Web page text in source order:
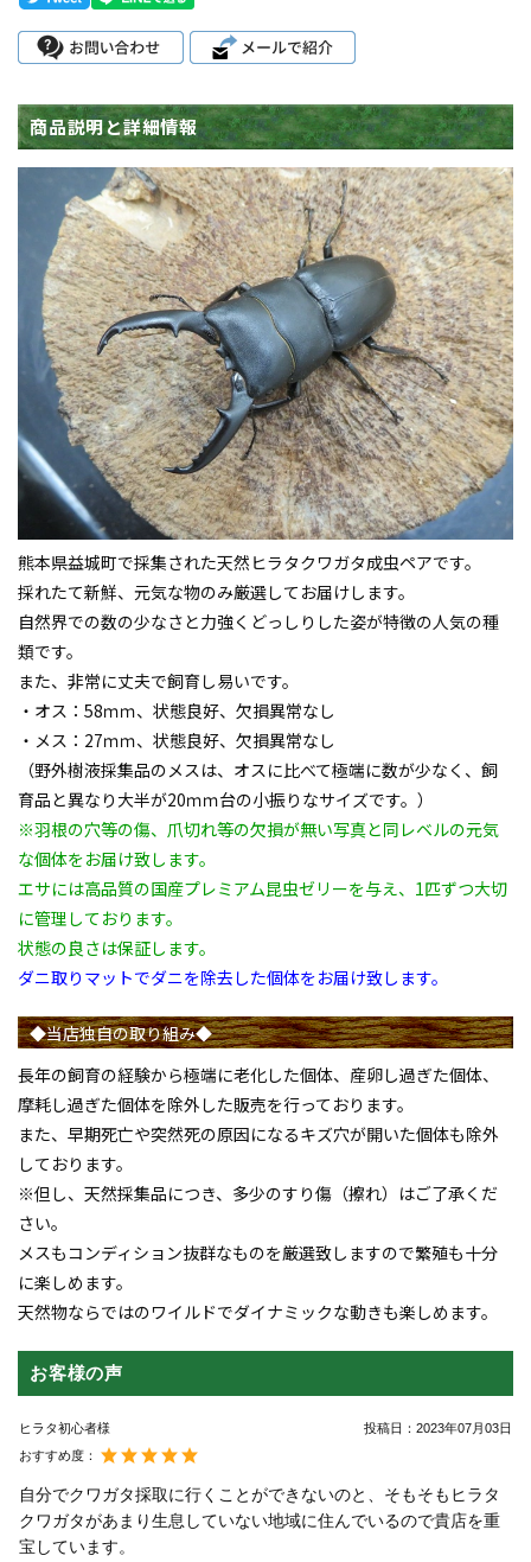
商品説明と詳細情報
熊本県益城町で採集された天然 ヒラタクワガタ成虫ペアです。
採れたて新鮮、元気な物のみ厳選してお届けします。
自然界での数の少なさと力強くどっしりした姿が特徴の人気の種
類です。
また、非常に丈夫で飼育し易いです。
・オス：58ｍｍ、状態良好、欠損異常なし
・メス：27ｍｍ、状態良好、欠損異常なし
（野外樹液採集品のメスは、オスに比べて極端に数が少なく、飼
育品と異なり大半が20ｍｍ台の小振りなサイズです。）
※羽根の穴等の傷、爪切れ等の欠損が無い写真と同レベルの元気
な個体をお届け致します。
エサには高品質の国産プレミアム昆虫ゼリーを与え、1匹ずつ大切
に管理しております。
状態の良さは保証します。
ダニ取りマットでダニを除去した個体をお届け致します。
◆当店独自の取り組み◆
長年の飼育の経験から極端に老化した個体、産卵し過ぎた個体、
摩耗し過ぎた個体を除外した販売を行っております。
また、早期死亡や突然死の原因になるキズ穴が開いた個体も除外
しております。
※但し、天然採集品につき、多少のすり傷（擦れ）はご了承くだ
さい。
メスもコンディション抜群なものを厳選致しますので繁殖も十分
に楽しめます。
天然物ならではのワイルドでダイナミックな動きも楽しめます。
お客様の声
ヒラタ初心者様 投稿日： 2023年07月03日
おすすめ度：
自分でクワガタ採取に行くことができないのと、そもそもヒラタ
クワガタがあまり生息していない地域に住んでいるので貴店を重
宝しています。